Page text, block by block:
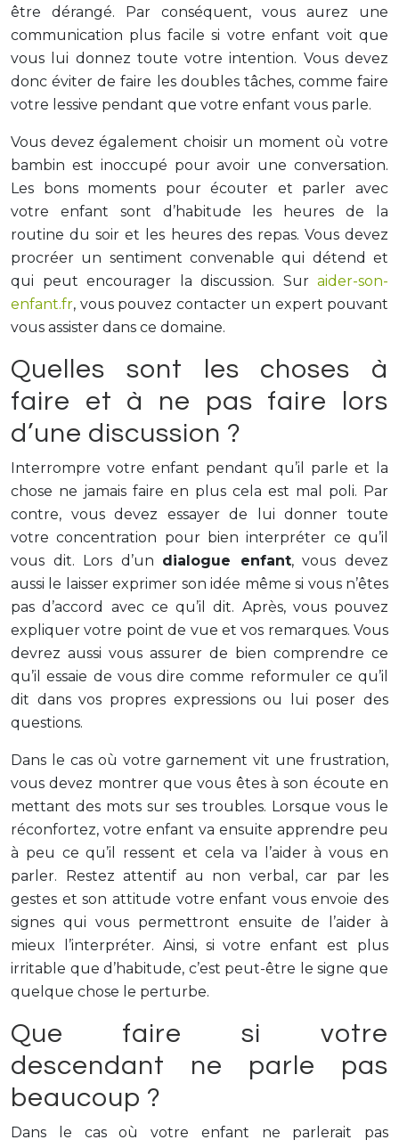
être dérangé. Par conséquent, vous aurez une
communication plus facile si votre enfant voit que
vous lui donnez toute votre intention. Vous devez
donc éviter de faire les doubles tâches, comme faire
votre lessive pendant que votre enfant vous parle.
Vous devez également choisir un moment où votre
bambin est inoccupé pour avoir une conversation.
Les bons moments pour écouter et parler avec
votre enfant sont d’habitude les heures de la
routine du soir et les heures des repas. Vous devez
procréer un sentiment convenable qui détend et
qui peut encourager la discussion. Sur aider-son-
enfant.fr, vous pouvez contacter un expert pouvant
vous assister dans ce domaine.
Quelles sont les choses à
faire et à ne pas faire lors
d’une discussion ?
Interrompre votre enfant pendant qu’il parle et la
chose ne jamais faire en plus cela est mal poli. Par
contre, vous devez essayer de lui donner toute
votre concentration pour bien interpréter ce qu’il
vous dit. Lors d’un dialogue enfant, vous devez
aussi le laisser exprimer son idée même si vous n’êtes
pas d’accord avec ce qu’il dit. Après, vous pouvez
expliquer votre point de vue et vos remarques. Vous
devrez aussi vous assurer de bien comprendre ce
qu’il essaie de vous dire comme reformuler ce qu’il
dit dans vos propres expressions ou lui poser des
questions.
Dans le cas où votre garnement vit une frustration,
vous devez montrer que vous êtes à son écoute en
mettant des mots sur ses troubles. Lorsque vous le
réconfortez, votre enfant va ensuite apprendre peu
à peu ce qu’il ressent et cela va l’aider à vous en
parler. Restez attentif au non verbal, car par les
gestes et son attitude votre enfant vous envoie des
signes qui vous permettront ensuite de l’aider à
mieux l’interpréter. Ainsi, si votre enfant est plus
irritable que d’habitude, c’est peut-être le signe que
quelque chose le perturbe.
Que faire si votre
descendant ne parle pas
beaucoup ?
Dans le cas où votre enfant ne parlerait pas